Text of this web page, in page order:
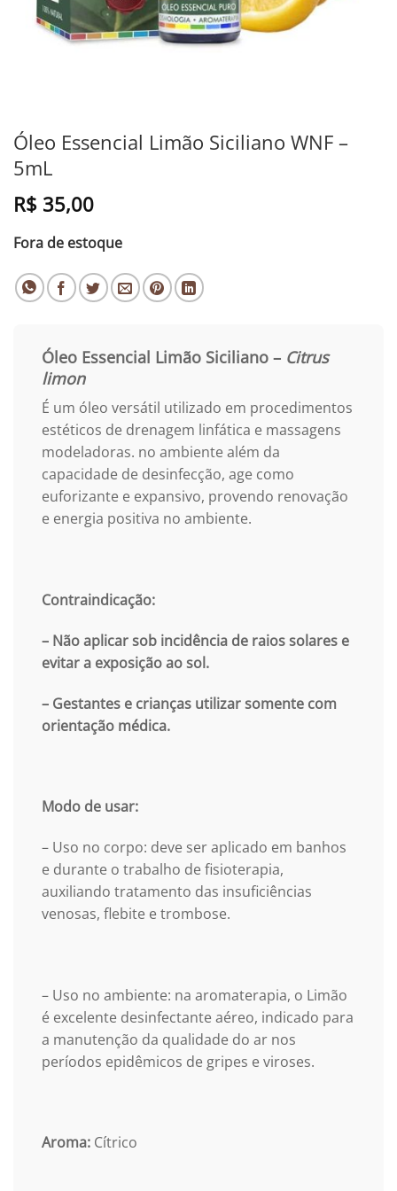
Óleo Essencial Limão Siciliano WNF –
5mL
R$ 35,00
Fora de estoque
Óleo Essencial Limão Siciliano – Citrus
limon
É um óleo versátil utilizado em procedimentos
estéticos de drenagem linfática e massagens
modeladoras. no ambiente além da
capacidade de desinfecção, age como
euforizante e expansivo, provendo renovação
e energia positiva no ambiente.
Contraindicação:
– Não aplicar sob incidência de raios solares e
evitar a exposição ao sol.
– Gestantes e crianças utilizar somente com
orientação médica.
Modo de usar:
– Uso no corpo: deve ser aplicado em banhos
e durante o trabalho de fisioterapia,
auxiliando tratamento das insuficiências
venosas, flebite e trombose.
– Uso no ambiente: na aromaterapia, o Limão
é excelente desinfectante aéreo, indicado para
a manutenção da qualidade do ar nos
períodos epidêmicos de gripes e viroses.
Aroma: Cítrico